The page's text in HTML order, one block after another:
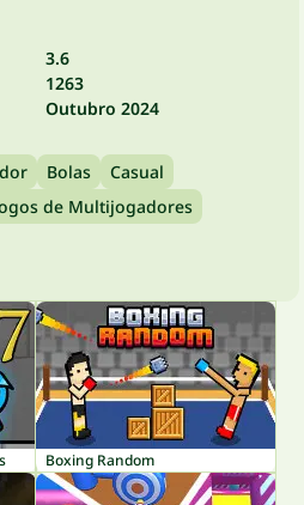
3.6
1263
Outubro 2024
Bolas
Casual
de Multijogadores
Boxing Random